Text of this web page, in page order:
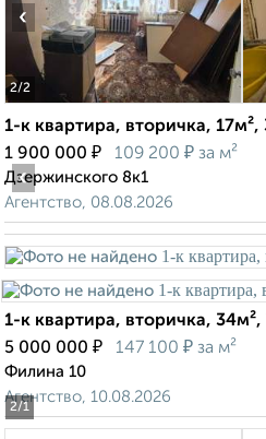
2/2
‹
1-к квартира, вторичка,
1 900 000 ₽ 109 200 ₽ за м²
Дзержинского 8к1
Агентство, 08.08.2026
2/1
‹
1-к квартира, вторичка,
5 000 000 ₽ 147 100 ₽ за м²
Филина 10
Агентство, 10.08.2026